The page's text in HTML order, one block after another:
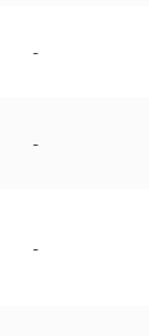
-
-
-